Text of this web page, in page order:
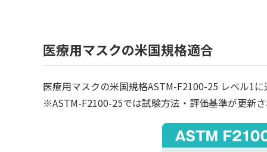
医療用マスクの米国規格適合
医療用マスクの米国規格ASTM-F2100-25 レベル1
※ASTM-F2100-25では試験方法・評価基準が更新